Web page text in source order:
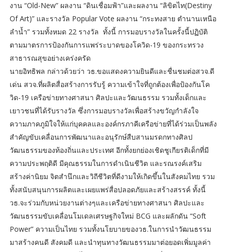
งาน “Old-New” ผลงาน “ดินเชื่อมฟ้า”และผลงาน “ลิขิตไท(Destiny
Of Art)” และรางวัล Popular Vote ผลงาน “กระทงสาย ตำนานเหนือ
ลำน้ำ” รวมทั้งหมด 22 รางวัล ทั้งนี้ การมอบรางวัลในครั้งนี้ปฏิบัติ
ตามมาตรการป้องกันการแพร่ระบาดของโควิด-19 ของกระทรวง
สาธารณสุขอย่างเคร่งครัด
นายอิทธิพล กล่าวด้วยว่า วธ.ขอแสดงความยินดีและชื่นชมต่อสวจ.ดี
เด่น สวจ.ที่ผลิตสื่อสร้างการรับรู้ ความเข้าใจที่ถูกต้องเพื่อป้องกันโค
วิด-19 เครือข่ายทางศาสนา ศิลปะและวัฒนธรรม รวมทั้งเด็กและ
เยาวชนที่ได้รับรางวัล ซึ่งการมอบรางวัลเพื่อสร้างขวัญกำลังใจ
ความภาคภูมิใจให้แก่บุคคลและองค์กรภาคีเครือข่ายที่ได้ร่วมเป็นพลัง
สำคัญขับเคลื่อนการพัฒนาและอนุรักษ์สืบสานมรดกทางศิลป
วัฒนธรรมของท้องถิ่นและประเทศ อีกทั้งยกย่องเชิดชูเกียรติเด็กที่มี
ความประพฤติดี มีคุณธรรมในการดำเนินชีวิต และรณรงค์เสริม
สร้างค่านิยม จิตสำนึกและวิถีชีวิตที่ดีงามให้เกิดขึ้นในสังคมไทย รวม
ทั้งสนับสนุนการผลิตและเผยแพร่สื่อปลอดภัยและสร้างสรรค์ ทั้งนี้
วธ.จะร่วมกับหน่วยงานต่างๆและเครือข่ายทางศาสนา ศิลปะและ
วัฒนธรรมขับเคลื่อนโมเดลเศรษฐกิจใหม่ BCG และผลักดัน “Soft
Power” ความเป็นไทย รวมทั้งนโยบายของวธ.ในการนำวัฒนธรรม
มาสร้างคนดี สังคมดี และนำทุนทางวัฒนธรรมมาต่อยอดเพิ่มมูลค่า